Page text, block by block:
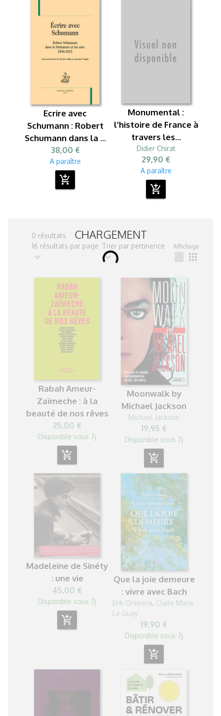
Ecrire avec
Schumann : Robert
Schumann dans la ...
38,00 €
A paraître
add_shopping_cart
Monumental :
l'histoire de France à
travers les...
Didier Chirat
29,90 €
A paraître
add_shopping_cart
CHARGEMENT
0 résultats
16 résultats par page
expand_more
Trier par pertinence
expand_more
Affichage
format_align_justify apps
Rabah Ameur-
Zaïmeche : à la
beauté de nos rêves
25,00 €
Disponible sous 7j
add_shopping_cart
Moonwalk by
Michael Jackson
Michael Jackson
19,95 €
Disponible sous 7j
add_shopping_cart
Madeleine de Sinéty
: une vie
45,00 €
Disponible sous 7j
add_shopping_cart
Que la joie demeure
: vivre avec Bach
Erik Orsenna, Claire Marie
Le Guay
19,90 €
Disponible sous 7j
add_shopping_cart